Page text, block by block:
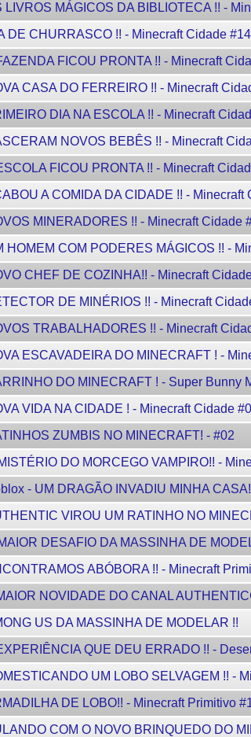
LIVROS MÁGICOS DA BIBLIOTECA !! -
DE CHURRASCO !! - Minecraft Cidade #14
FICOU PRONTA !! - Minecraft
CASA DO FERREIRO !! - Minecraft
DIA NA ESCOLA !! - Minecraft
NOVOS BEBÊS !! - Minecraft
FICOU PRONTA !! - Minecraft
A COMIDA DA CIDADE !! - Minecraft
MINERADORES !! - Minecraft Cidade
HOMEM COM PODERES MÁGICOS !! -
CHEF DE COZINHA!! - Minecraft
DE MINÉRIOS !! - Minecraft
TRABALHADORES !! - Minecraft
ESCAVADEIRA DO MINECRAFT ! -
DO MINECRAFT ! - Super Bunny
VIDA NA CIDADE ! - Minecraft Cidade
ZUMBIS NO MINECRAFT! - #02
DO MORCEGO VAMPIRO!! -
- UM DRAGÃO INVADIU MINHA CASA!
VIROU UM RATINHO NO
DESAFIO DA MASSINHA DE
ABÓBORA !! - Minecraft
NOVIDADE DO CANAL
US DA MASSINHA DE MODELAR !!
QUE DEU ERRADO !! -
UM LOBO SELVAGEM !! -
DE LOBO!! - Minecraft Primitivo
COM O NOVO BRINQUEDO DO